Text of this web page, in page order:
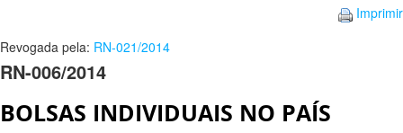
Imprimir
Revogada pela: RN-021/2014
RN-006/2014
BOLSAS INDIVIDUAIS NO PAÍS